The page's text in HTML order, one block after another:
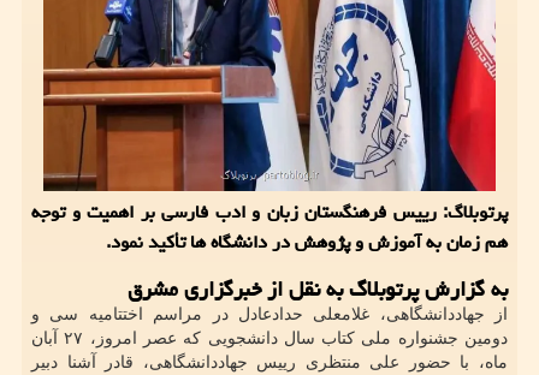
پرتوبلاگ: رییس فرهنگستان زبان و ادب فارسی بر اهمیت و توجه
هم زمان به آموزش و پژوهش در دانشگاه ها تأکید نمود.
به گزارش پرتوبلاگ به نقل از خبرگزاری مشرق
از جهاددانشگاهی، غلامعلی حدادعادل در مراسم اختتامیه سی و
دومین جشنواره ملی کتاب سال دانشجویی که عصر امروز، ۲۷ آبان
ماه، با حضور علی منتظری رییس جهاددانشگاهی، قادر آشنا دبیر